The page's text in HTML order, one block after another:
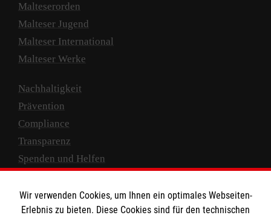
Malteserorden
Malteser Jugend
Malteser International
Malteser Werke
Nachhaltigkeit
Prävention
Compliance
Transparenz
Spenden und Helfen
Empfänger: Malteser Hilfsdienst e.V.
Wir verwenden Cookies, um Ihnen ein optimales Webseiten-
Erlebnis zu bieten. Diese Cookies sind für den technischen